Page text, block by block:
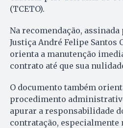
(TCETO).
Na recomendação,
Justiça André Felipe Santos
orienta a manutenção
contrato até que sua
O documento também
procedimento
apurar a responsabilidade
contratação, especialmente